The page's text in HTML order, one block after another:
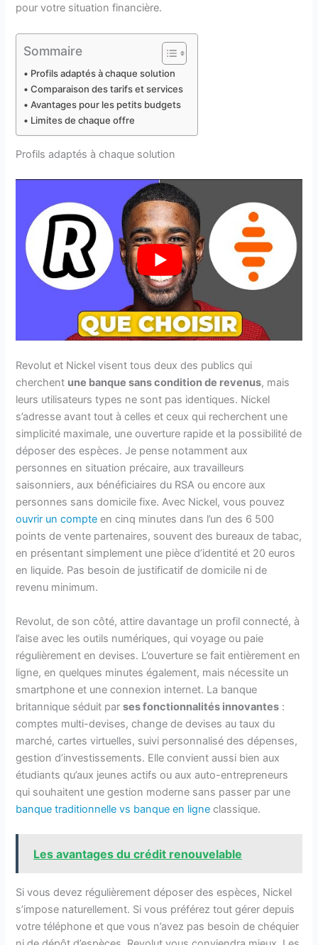
pour votre situation financière.
Sommaire
Profils adaptés à chaque solution
Comparaison des tarifs et services
Avantages pour les petits budgets
Limites de chaque offre
Profils adaptés à chaque solution
Revolut et Nickel visent tous deux des publics qui
cherchent une banque sans condition de revenus, mais
leurs utilisateurs types ne sont pas identiques. Nickel
s’adresse avant tout à celles et ceux qui recherchent une
simplicité maximale, une ouverture rapide et la possibilité de
déposer des espèces. Je pense notamment aux
personnes en situation précaire, aux travailleurs
saisonniers, aux bénéficiaires du RSA ou encore aux
personnes sans domicile fixe. Avec Nickel, vous pouvez
ouvrir un compte en cinq minutes dans l’un des 6 500
points de vente partenaires, souvent des bureaux de tabac,
en présentant simplement une pièce d’identité et 20 euros
en liquide. Pas besoin de justificatif de domicile ni de
revenu minimum.
Revolut, de son côté, attire davantage un profil connecté, à
l’aise avec les outils numériques, qui voyage ou paie
régulièrement en devises. L’ouverture se fait entièrement en
ligne, en quelques minutes également, mais nécessite un
smartphone et une connexion internet. La banque
britannique séduit parses fonctionnalités innovantes :
comptes multi-devises, change de devises au taux du
marché, cartes virtuelles, suivi personnalisé des dépenses,
gestion d’investissements. Elle convient aussi bien aux
étudiants qu’aux jeunes actifs ou aux auto-entrepreneurs
qui souhaitent une gestion moderne sans passer par une
banque traditionnelle vs banque en ligne classique.
Les avantages du crédit renouvelable
Si vous devez régulièrement déposer des espèces, Nickel
s’impose naturellement. Si vous préférez tout gérer depuis
votre téléphone et que vous n’avez pas besoin de chéquier